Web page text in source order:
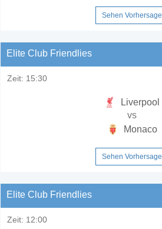
Sehen Vorhersage
Elite Club Friendlies
Zeit: 15:30
Liverpool
vs
Monaco
Sehen Vorhersage
Elite Club Friendlies
Zeit: 12:00